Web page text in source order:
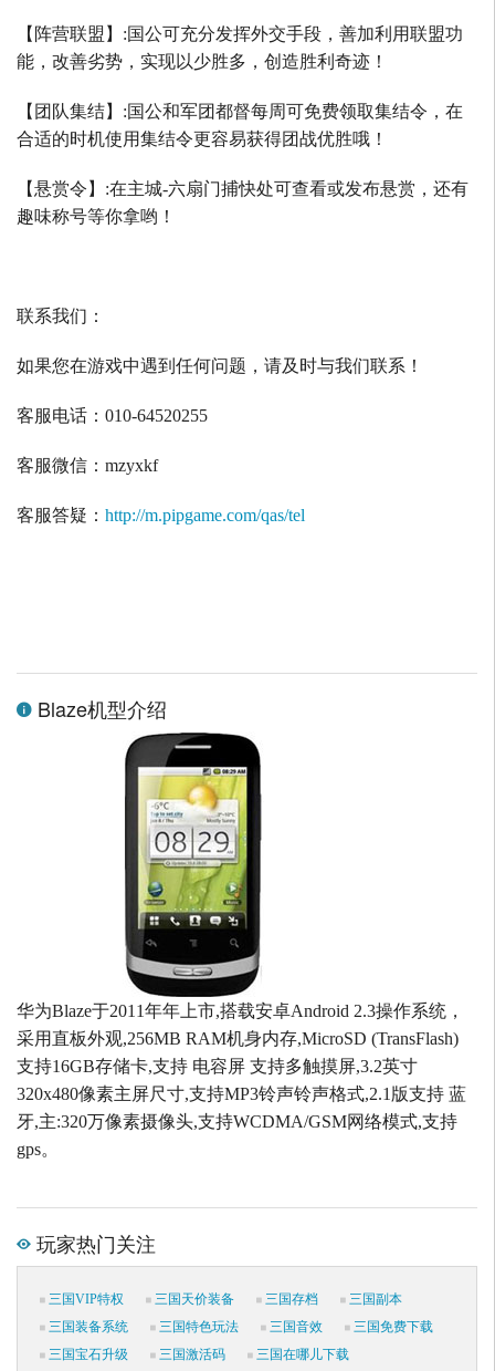
【阵营联盟】 :国公可充分发挥外交手段，善加利用联盟功
能，改善劣势，实现以少胜多，创造胜利奇迹！
【团队集结】 :国公和军团都督每周可免费领取集结令，在
合适的时机使用集结令更容易获得团战优胜哦！
【悬赏令】 :在主城-六扇门捕快处可查看或发布悬赏，还有
趣味称号等你拿哟！
联系我们：
如果您在游戏中遇到任何问题，请及时与我们联系！
客服电话： 010-64520255
客服微信： mzyxkf
客服答疑： http://m.pipgame.com/qas/tel
Blaze机型介绍
华为Blaze于2011年年上市,搭载安卓Android 2.3操作系统，
采用直板外观,256MB RAM机身内存,MicroSD (TransFlash)
支持16GB存储卡,支持 电容屏 支持多触摸屏,3.2英寸
320x480像素主屏尺寸,支持MP3铃声铃声格式,2.1版支持 蓝
牙,主:320万像素摄像头,支持WCDMA/GSM网络模式,支持
gps。
玩家热门关注
三国VIP特权 三国天价装备 三国存档
三国副本
三国装备系统
三国特色玩法 三国音效
三国免费下载
三国宝石升级
三国激活码
三国在哪儿下载